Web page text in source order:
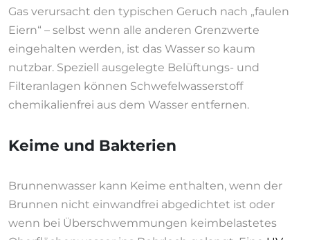
Gas verursacht den typischen Geruch nach „faulen
Eiern“ – selbst wenn alle anderen Grenzwerte
eingehalten werden, ist das Wasser so kaum
nutzbar. Speziell ausgelegte Belüftungs- und
Filteranlagen können Schwefelwasserstoff
chemikalienfrei aus dem Wasser entfernen.
Keime und Bakterien
Brunnenwasser kann Keime enthalten, wenn der
Brunnen nicht einwandfrei abgedichtet ist oder
wenn bei Überschwemmungen keimbelastetes